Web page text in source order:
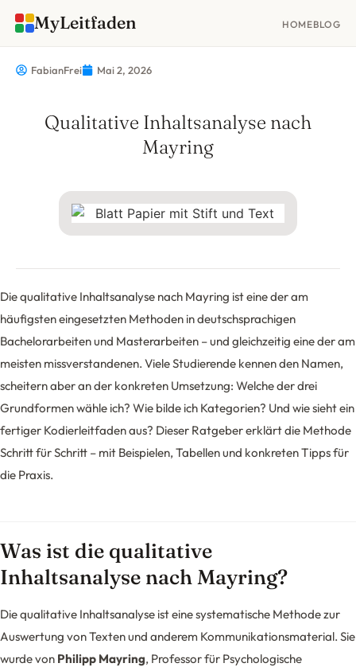
MyLeitfaden HOMEBLOG
FabianFrei Mai 2, 2026
Qualitative Inhaltsanalyse nach
Mayring
Die qualitative Inhaltsanalyse nach Mayring ist eine der am
häufigsten eingesetzten Methoden in deutschsprachigen
Bachelorarbeiten und Masterarbeiten – und gleichzeitig eine der am
meisten missverstandenen. Viele Studierende kennen den Namen,
scheitern aber an der konkreten Umsetzung: Welche der drei
Grundformen wähle ich? Wie bilde ich Kategorien? Und wie sieht ein
fertiger Kodierleitfaden aus? Dieser Ratgeber erklärt die Methode
Schritt für Schritt – mit Beispielen, Tabellen und konkreten Tipps für
die Praxis.
Was ist die qualitative
Inhaltsanalyse nach Mayring?
Die qualitative Inhaltsanalyse ist eine systematische Methode zur
Auswertung von Texten und anderem Kommunikationsmaterial. Sie
wurde von Philipp Mayring, Professor für Psychologische